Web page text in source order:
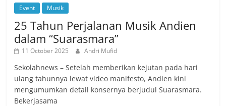
Event Musik
25 Tahun Perjalanan Musik Andien
dalam “Suarasmara”
11 October 2025 Andri Mufid
Sekolahnews – Setelah memberikan kejutan pada hari
ulang tahunnya lewat video manifesto, Andien kini
mengumumkan detail konsernya berjudul Suarasmara.
Bekerjasama